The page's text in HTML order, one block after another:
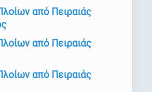
από Πειραιάς
από Πειραιάς
από Πειραιάς